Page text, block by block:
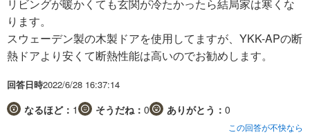
リビングが暖かくても玄関が冷たかったら結局家は寒くな
ります。
スウェーデン製の木製ドアを使用してますが、YKK-APの断
熱ドアより安くて断熱性能は高いのでお勧めします。
回答日時2022/6/28 16:37:14
なるほど： 1 そうだね： 0 ありがとう： 0
この回答が不快なら